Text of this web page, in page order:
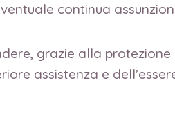
continua
grazie alla
assistenza e